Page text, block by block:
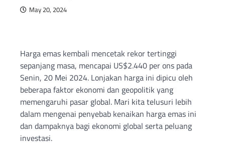
May 20, 2024
Harga emas kembali mencetak rekor tertinggi
sepanjang masa, mencapai US$2.440 per ons pada
Senin, 20 Mei 2024. Lonjakan harga ini dipicu oleh
beberapa faktor ekonomi dan geopolitik yang
memengaruhi pasar global. Mari kita telusuri lebih
dalam mengenai penyebab kenaikan harga emas ini
dan dampaknya bagi ekonomi global serta peluang
investasi.